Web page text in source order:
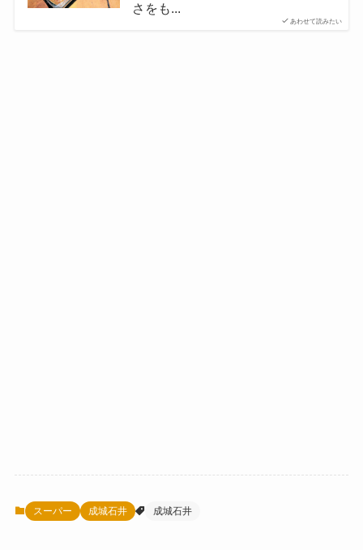
あわせて読みたい
さをも...
スーパー 成城石井 成城石井